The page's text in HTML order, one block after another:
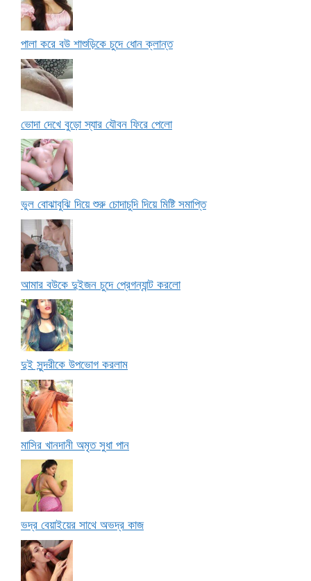
পালা করে বউ শাশুড়িকে চুদে ধোন ক্লান্ত
ভোদা দেখে বুড়ো স্যার যৌবন ফিরে পেলো
ভুল বোঝাবুঝি দিয়ে শুরু চোদাচুদি দিয়ে মিষ্টি সমাপ্তি
আমার বউকে দুইজন চুদে প্রেগন্যান্ট করলো
দুই সুন্দরীকে উপভোগ করলাম
মাসির খানদানী অমৃত সুধা পান
ভদ্র বেয়াইয়ের সাথে অভদ্র কাজ